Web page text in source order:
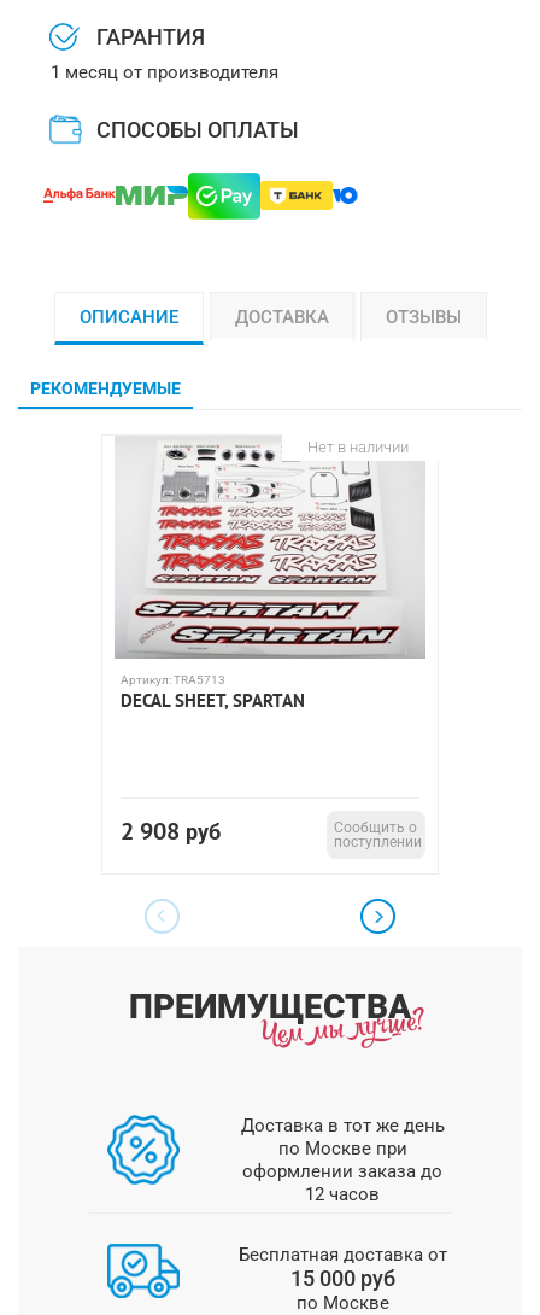
ГАРАНТИЯ
1 месяц от производителя
СПОСОБЫ ОПЛАТЫ
ОПИСАНИЕ ДОСТАВКА ОТЗЫВЫ
РЕКОМЕНДУЕМЫЕ
Нет в наличии
Артикул:TRA5713
DECAL SHEET, SPARTAN
2 908 руб
Сообщить о
поступлении
ПРЕИМУЩЕСТВА
Доставка в тот же день
по Москве при
оформлении заказа до
12 часов
Бесплатная доставка от
15 000 руб
по Москве